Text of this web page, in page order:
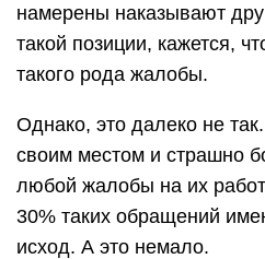
намерены наказывают
такой позиции, кажется,
такого рода жалобы.
Однако, это далеко не
своим местом и страшно
любой жалобы на их
30% таких обращений
исход. А это немало.